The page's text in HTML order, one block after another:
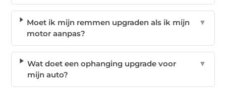
Moet ik mijn remmen upgraden als ik mijn
motor aanpas?
▼
Wat doet een ophanging upgrade voor
mijn auto?
▼